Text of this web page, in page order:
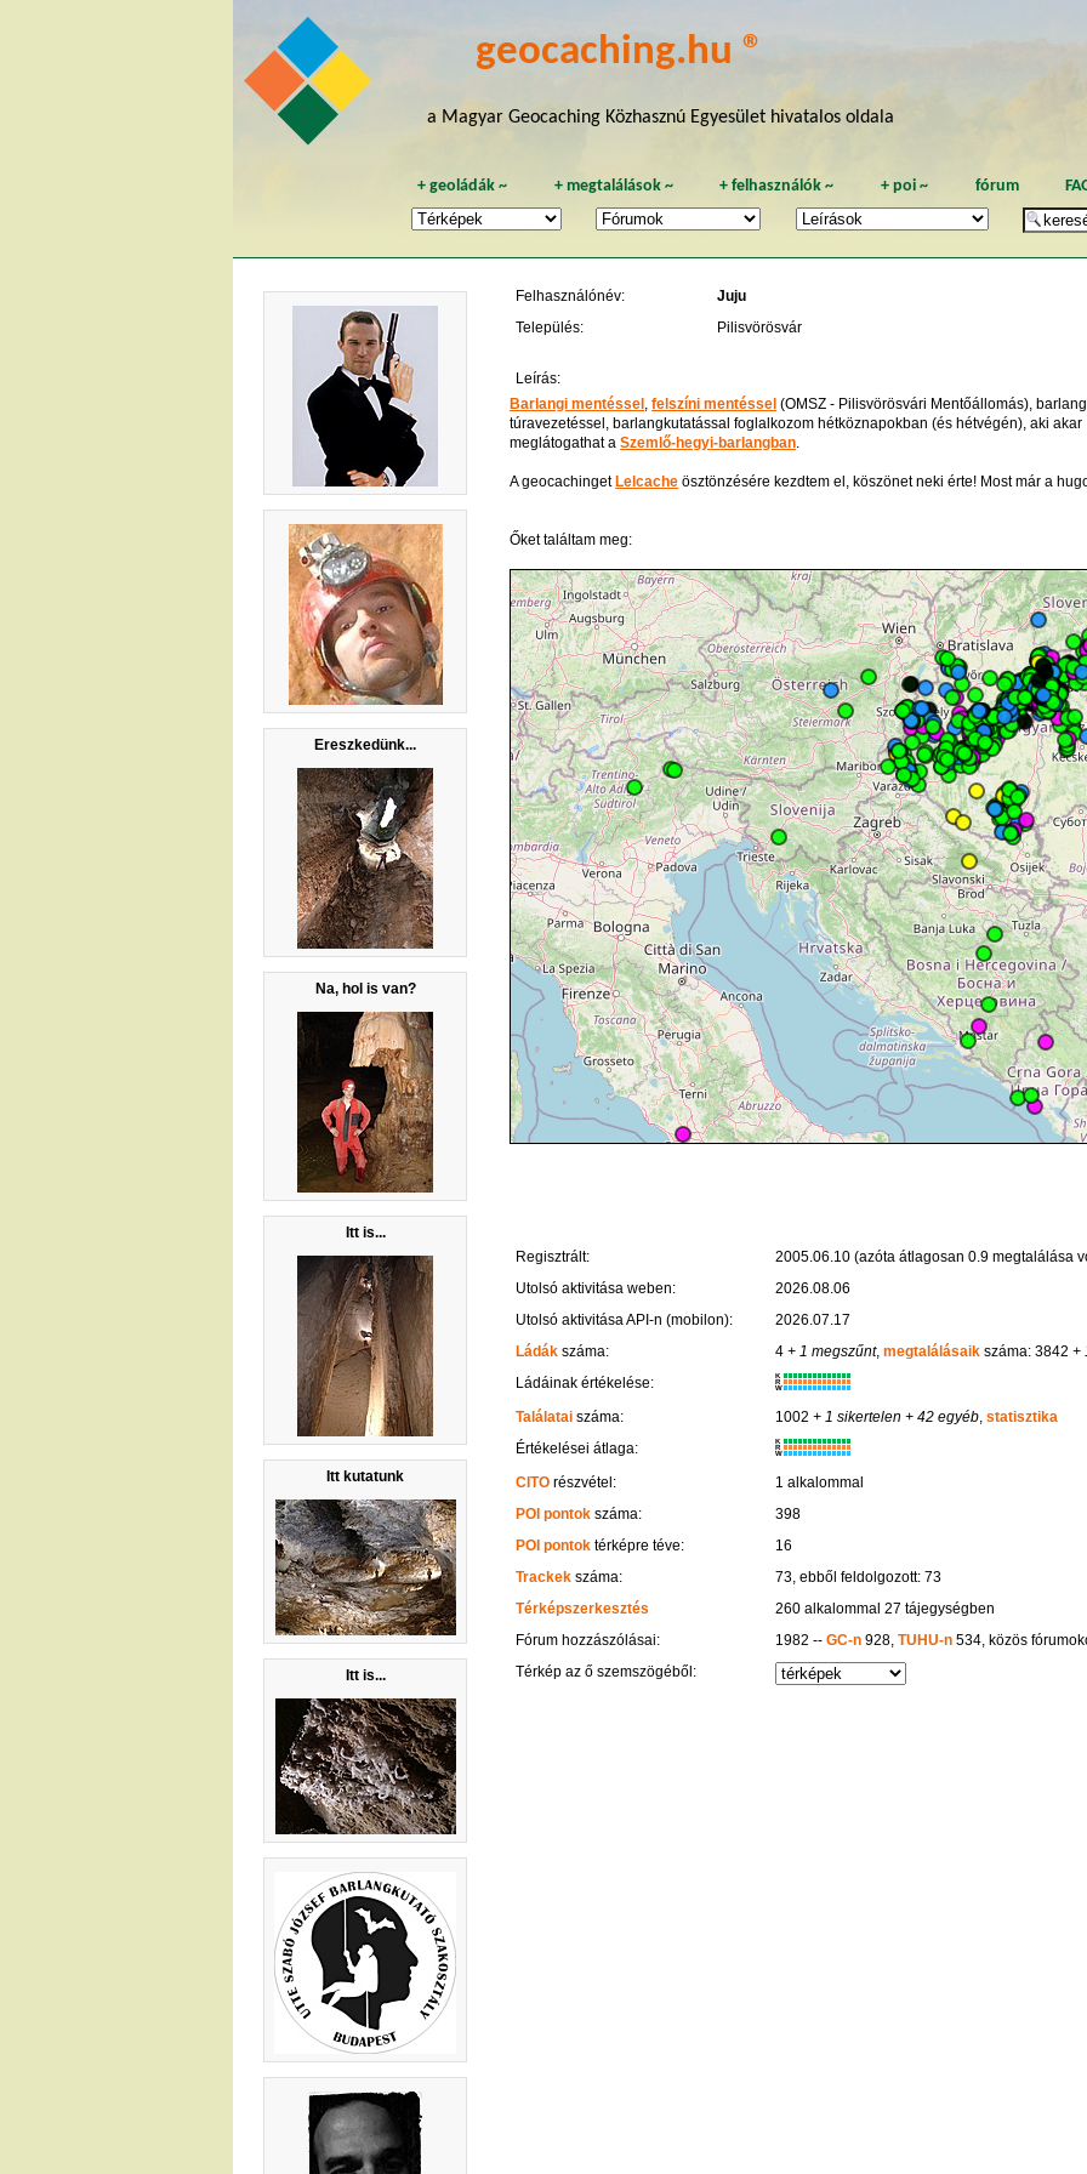
geocaching.hu ®
a Magyar Geocaching Közhasznú Egyesület hivatalos oldala
+geoládák ~ + megtalálások~ +felhasználók ~ + poi~ fórum
Ereszkedünk...
Na, hol is van?
Itt is...
Itt kutatunk
Itt is...
Felhasználónév:
Juju
Település:
Pilisvörösvár
Leírás:
Barlangi mentéssel ,felszíni mentéssel (OMSZ - Pilisvörösvári Mentőállomás),
túravezetéssel, barlangkutatással foglalkozom hétköznapokban (és hétvégén), aki akar
meglátogathat aSzemlő-hegyi-barlangban.
A geocachinget Lelcache ösztönzésére kezdtem el, köszönet neki érte! Most már a
Őket találtam meg:
Regisztrált:
2005.06.10 (azóta átlagosan 0.9 megtalálása
Utolsó aktivitása weben:
2026.08.06
Utolsó aktivitása API-n (mobilon):
2026.07.17
Ládák száma: 4+ 1 megszűnt, megtalálásaikszáma: 3842 +
Ládáinak értékelése:
K
R
W
Találatai száma: 1002 + 1 sikertelen + 42 egyéb, statisztika
Értékelései átlaga:
K
R
W
CITO részvétel:
1 alkalommal
POI pontok száma:
398
POI pontok térképre téve:
16
Trackek száma:
73, ebből feldolgozott: 73
Térképszerkesztés
260 alkalommal 27 tájegységben
Fórum hozzászólásai:
1982 -- GC-n928, TUHU-n534, közös
Térkép az ő szemszögéből: